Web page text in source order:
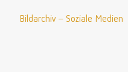
Bildarchiv – Soziale Medien